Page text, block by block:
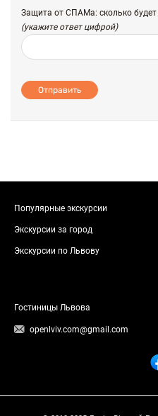
Защита от СПАМа: сколько будет
(укажите ответ цифрой)
Отправить
Популярные экскурсии
Экскурсии за город
Экскурсии по Львову
Гостиницы Львова
openlviv.com@gmail.com